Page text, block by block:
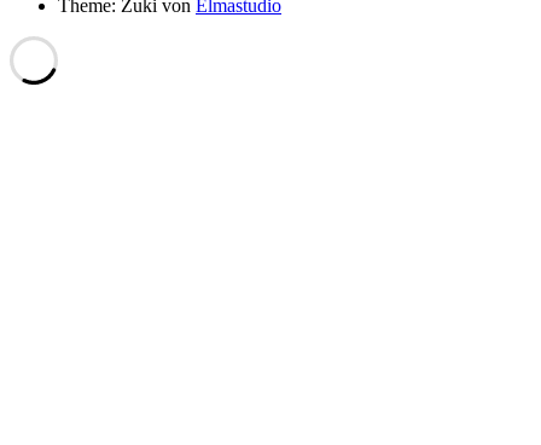
Theme: Zuki von Elmastudio